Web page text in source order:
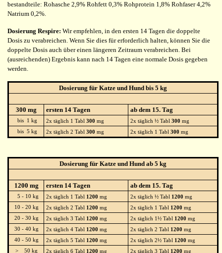
bestandteile: Rohasche 2,9% Rohfett 0,3% Rohprotein 1,8% Rohfaser 4,2%
Natrium 0,2%.
Dosierung Respire: Wir empfehlen, in den ersten 14 Tagen die doppelte
Dosis zu verabreichen. Wenn Sie dies für erforderlich halten, können Sie die
doppelte Dosis auch über einen längeren Zeitraum verabreichen. Bei
(ausreichenden) Ergebnis kann nach 14 Tagen eine normale Dosis gegeben
werden.
Dosierung für Katze und Hund bis 5 kg
300 mg ersten 14 Tagen ab dem 15. Tag
bis 1 kg 2x täglich 1 Tabl 300 mg 2x täglich ½ Tabl 300 mg
bis 5 kg
2x täglich 2 Tabl 300 mg 2x täglich 1 Tabl 300 mg
Dosierung für Katze und Hund ab 5 kg
1200 mg ersten 14 Tagen ab dem 15. Tag
5 - 10 kg 2x täglich 1 Tabl 1200 mg 2x täglich ½ Tabl 1200 mg
10 - 20 kg
2x täglich 2 Tabl 1200 mg 2x täglich 1 Tabl 1200 mg
20 - 30 kg
2x täglich 3 Tabl 1200 mg 2x täglich 1½ Tabl 1200 mg
30 - 40 kg
2x täglich 4 Tabl 1200 mg 2x täglich 2 Tabl 1200 mg
40 - 50 kg
2x täglich 5 Tabl 1200 mg 2x täglich 2½ Tabl 1200 mg
> 50 kg
2x täglich 6 Tabl 1200 mg 2x täglich 3 Tabl 1200 mg